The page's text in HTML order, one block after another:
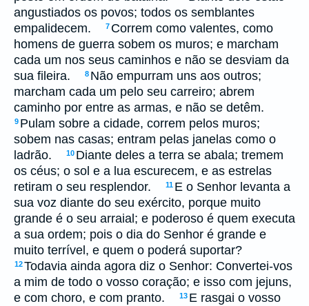
angustiados os povos; todos os semblantes
empalidecem.
7 Correm como valentes, como
homens de guerra sobem os muros; e marcham
cada um nos seus caminhos e não se desviam da
sua fileira.
8 Não empurram uns aos outros;
marcham cada um pelo seu carreiro; abrem
caminho por entre as armas, e não se detêm.
9 Pulam sobre a cidade, correm pelos muros;
sobem nas casas; entram pelas janelas como o
ladrão.
10 Diante deles a terra se abala; tremem
os céus; o sol e a lua escurecem, e as estrelas
retiram o seu resplendor.
11 E o Senhor levanta a
sua voz diante do seu exército, porque muito
grande é o seu arraial; e poderoso é quem executa
a sua ordem; pois o dia do Senhor é grande e
muito terrível, e quem o poderá suportar?
12Todavia ainda agora diz o Senhor: Convertei-vos
a mim de todo o vosso coração; e isso com jejuns,
e com choro, e com pranto.
13 E rasgai o vosso